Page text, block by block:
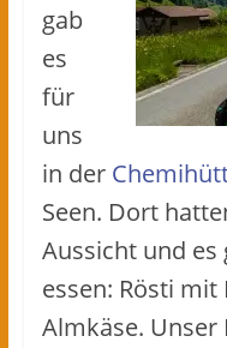
gab
es
für
uns
in der
Seen. Dort
Aussicht und es
essen: Rösti mit
Almkäse. Unser